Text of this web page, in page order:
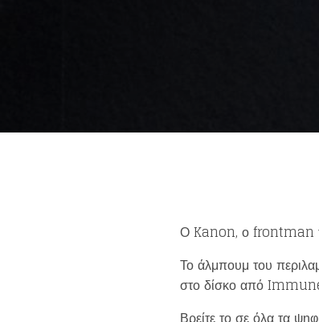
Ο Kanon, ο frontman
Το άλμπουμ του
στο δίσκο από